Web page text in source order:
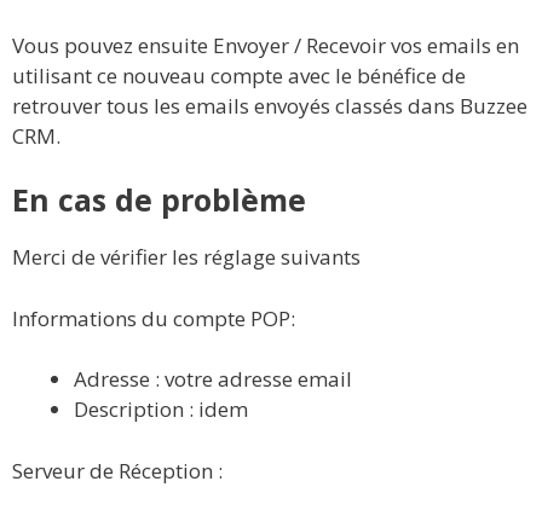
Vous pouvez ensuite Envoyer / Recevoir vos emails en
utilisant ce nouveau compte avec le bénéfice de
retrouver tous les emails envoyés classés dans Buzzee
CRM.
En cas de problème
Merci de vérifier les réglage suivants
Informations du compte POP:
Adresse : votre adresse email
Description : idem
Serveur de Réception :